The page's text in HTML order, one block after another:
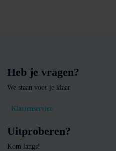
Heb je vragen?
We staan voor je klaar
Klantenservice
Uitproberen?
Kom langs!